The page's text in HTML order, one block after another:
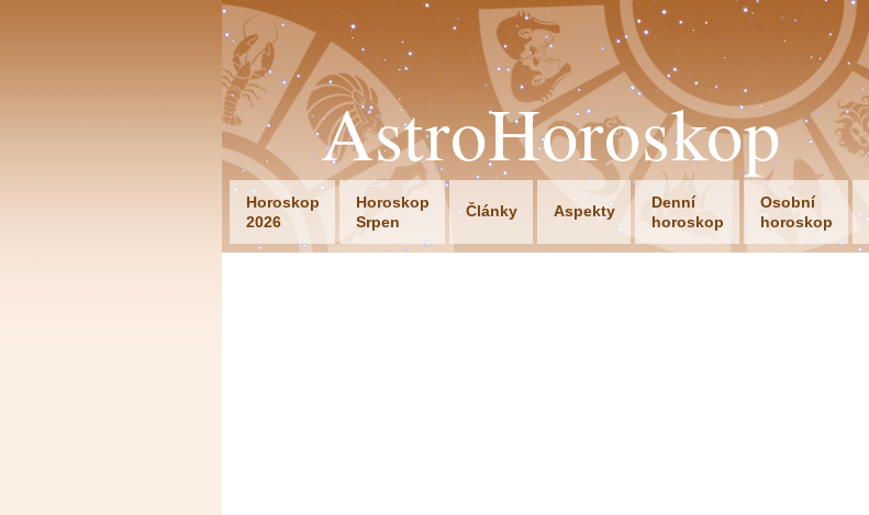
AstroHoroskop
Horoskop
2026
Horoskop
Srpen
Články Aspekty
Denní
horoskop
Osobní
horoskop